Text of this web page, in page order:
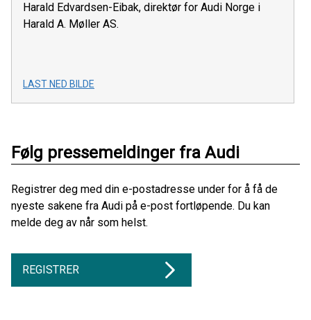
Harald Edvardsen-Eibak, direktør for Audi Norge i
Harald A. Møller AS.
LAST NED BILDE
Følg pressemeldinger fra Audi
Registrer deg med din e-postadresse under for å få de
nyeste sakene fra Audi på e-post fortløpende. Du kan
melde deg av når som helst.
REGISTRER